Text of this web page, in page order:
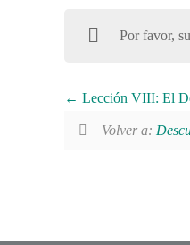
Por favor,
Lección VIII: El
Volver a: